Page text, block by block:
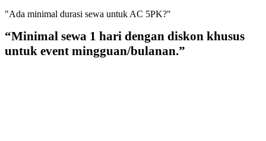
"Ada minimal durasi sewa untuk AC 5PK?"
“Minimal sewa 1 hari dengan diskon khusus
untuk event mingguan/bulanan.”